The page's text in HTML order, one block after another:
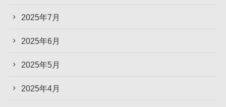
2025年7月
2025年6月
2025年5月
2025年4月